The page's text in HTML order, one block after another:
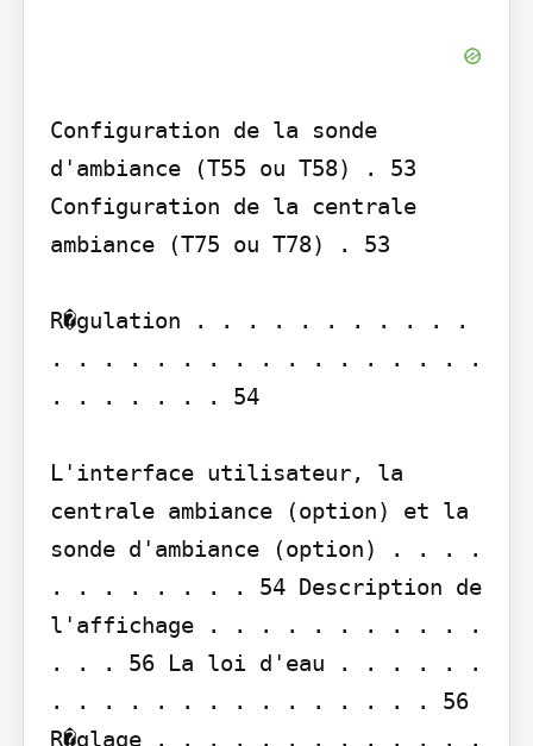
Configuration de la sonde
d'ambiance (T55 ou T58) . 53
Configuration de la centrale
ambiance (T75 ou T78) . 53
R�gulation . . . . . . . . . . .
. . . . . . . . . . . . . . . . .
. . . . . . . 54
L'interface utilisateur, la
centrale ambiance (option) et la
sonde d'ambiance (option) . . . .
. . . . . . . . 54 Description de
l'affichage . . . . . . . . . . .
. . . 56 La loi d'eau . . . . . .
. . . . . . . . . . . . . . . 56
R�glage . . . . . . . . . . . . .